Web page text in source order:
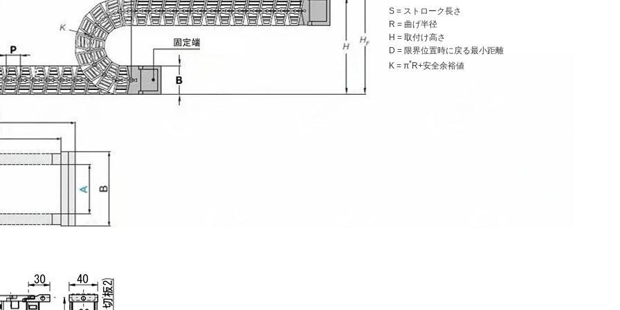
S = ストローク長さ
R = 曲げ半径
H = 取付け高さ
D = 限界位置時に戻る最小距離
K = π*R+安全余裕値